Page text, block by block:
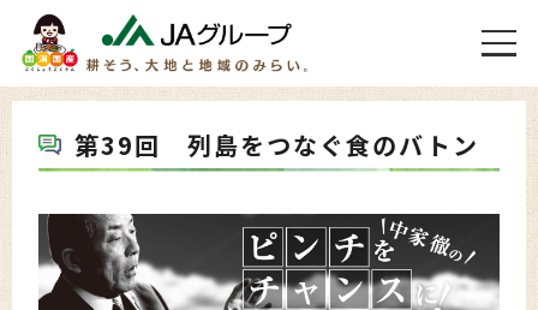
第39回 列島をつなぐ食のバトン